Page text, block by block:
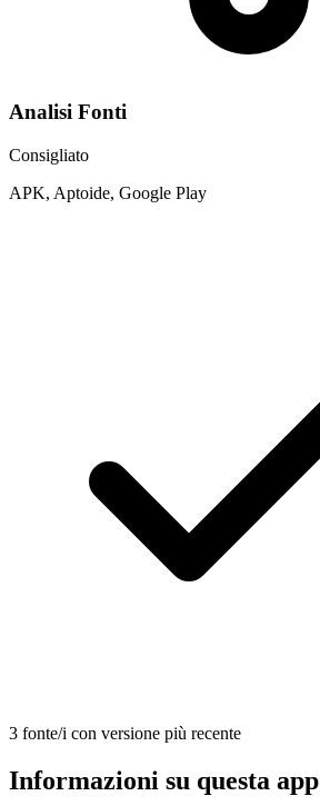
Analisi Fonti
Consigliato
APK, Aptoide, Google Play
3 fonte/i con versione più recente
Informazioni su questa app